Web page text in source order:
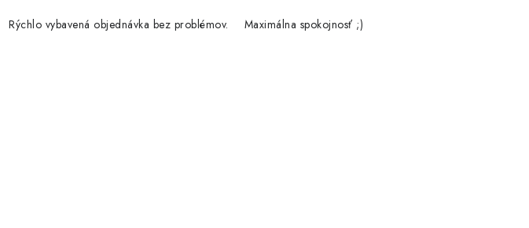
Rýchlo vybavená objednávka bez problémov. Maximálna spokojnosť ;)